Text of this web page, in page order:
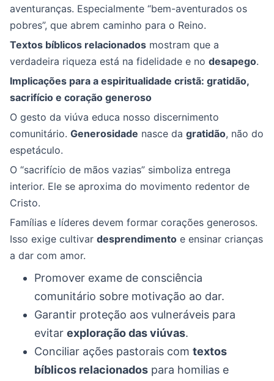
aventuranças. Especialmente “bem-aventurados os
pobres”, que abrem caminho para o Reino.
Textos bíblicos relacionados mostram que a
verdadeira riqueza está na fidelidade e no desapego.
Implicações para a espiritualidade cristã: gratidão,
sacrifício e coração generoso
O gesto da viúva educa nosso discernimento
comunitário. Generosidade nasce da gratidão, não do
espetáculo.
O “sacrifício de mãos vazias” simboliza entrega
interior. Ele se aproxima do movimento redentor de
Cristo.
Famílias e líderes devem formar corações generosos.
Isso exige cultivar desprendimento e ensinar crianças
a dar com amor.
Promover exame de consciência
comunitário sobre motivação ao dar.
Garantir proteção aos vulneráveis para
evitar exploração das viúvas.
Conciliar ações pastorais com textos
bíblicos relacionados para homilias e